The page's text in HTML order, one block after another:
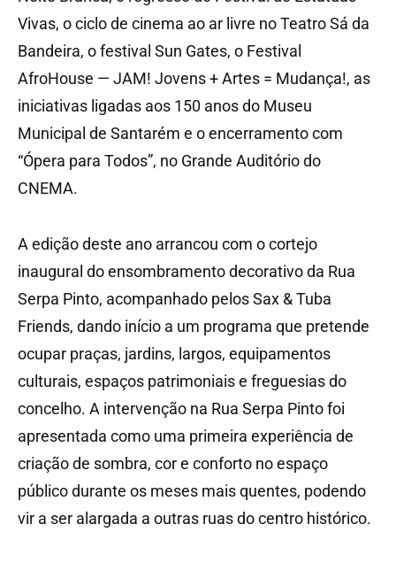
Vivas, o ciclo de cinema ao ar livre no Teatro Sá da
Bandeira, o festival Sun Gates, o Festival
AfroHouse — JAM! Jovens + Artes = Mudança!, as
iniciativas ligadas aos 150 anos do Museu
Municipal de Santarém e o encerramento com
“Ópera para Todos”, no Grande Auditório do
CNEMA.
A edição deste ano arrancou com o cortejo
inaugural do ensombramento decorativo da Rua
Serpa Pinto, acompanhado pelos Sax & Tuba
Friends, dando início a um programa que pretende
ocupar praças, jardins, largos, equipamentos
culturais, espaços patrimoniais e freguesias do
concelho. A intervenção na Rua Serpa Pinto foi
apresentada como uma primeira experiência de
criação de sombra, cor e conforto no espaço
público durante os meses mais quentes, podendo
vir a ser alargada a outras ruas do centro histórico.